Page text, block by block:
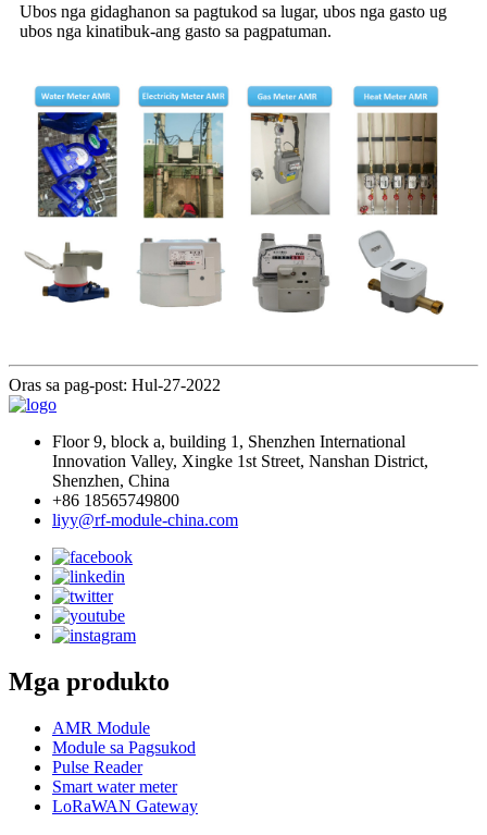
Ubos nga gidaghanon sa pagtukod sa lugar, ubos nga gasto ug
ubos nga kinatibuk-ang gasto sa pagpatuman.
Oras sa pag-post: Hul-27-2022
Floor 9, block a, building 1, Shenzhen International
Innovation Valley, Xingke 1st Street, Nanshan District,
Shenzhen, China
+86 18565749800
liyy@rf-module-china.com
Mga produkto
AMR Module
Module sa Pagsukod
Pulse Reader
Smart water meter
LoRaWAN Gateway